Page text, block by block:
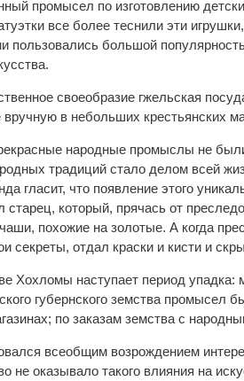
промысел по изготовлению
все более теснили эти
пользовались большой
своеобразие гжельская
в небольших крестьянских
народные промыслы не
традиций стало делом всей
гласит, что появление этого
который, прячась от
похожие на золотые. А когда
секреты, отдал краски и кисти и
Хохломы наступает период
губернского земства промысел
по заказам земства с
всеобщим возрождением
не оказывало такого влияния на